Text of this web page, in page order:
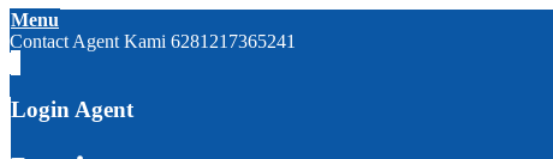
Menu
Contact Agent Kami 6281217365241
Login Agent